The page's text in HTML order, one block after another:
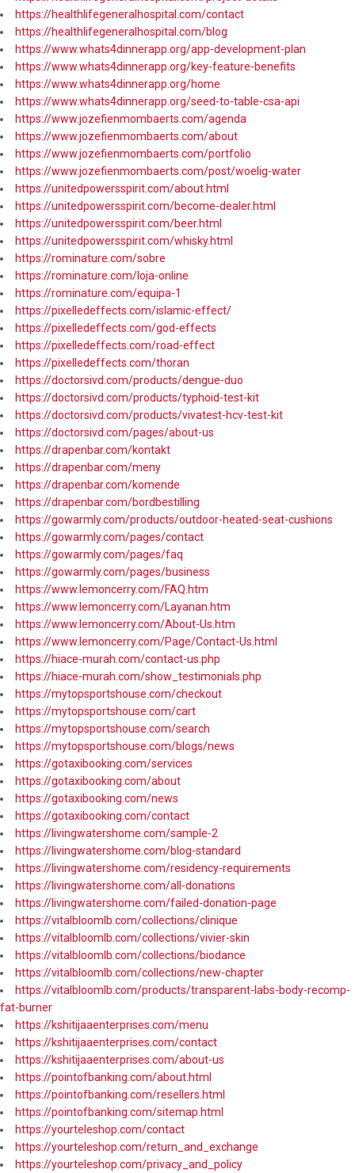
https://healthlifegeneralhospital.com/contact
https://healthlifegeneralhospital.com/blog
https://www.whats4dinnerapp.org/app-development-plan
https://www.whats4dinnerapp.org/key-feature-benefits
https://www.whats4dinnerapp.org/home
https://www.whats4dinnerapp.org/seed-to-table-csa-api
https://www.jozefienmombaerts.com/agenda
https://www.jozefienmombaerts.com/about
https://www.jozefienmombaerts.com/portfolio
https://www.jozefienmombaerts.com/post/woelig-water
https://unitedpowersspirit.com/about.html
https://unitedpowersspirit.com/become-dealer.html
https://unitedpowersspirit.com/beer.html
https://unitedpowersspirit.com/whisky.html
https://rominature.com/sobre
https://rominature.com/loja-online
https://rominature.com/equipa-1
https://pixelledeffects.com/islamic-effect/
https://pixelledeffects.com/god-effects
https://pixelledeffects.com/road-effect
https://pixelledeffects.com/thoran
https://doctorsivd.com/products/dengue-duo
https://doctorsivd.com/products/typhoid-test-kit
https://doctorsivd.com/products/vivatest-hcv-test-kit
https://doctorsivd.com/pages/about-us
https://drapenbar.com/kontakt
https://drapenbar.com/meny
https://drapenbar.com/komende
https://drapenbar.com/bordbestilling
https://gowarmly.com/products/outdoor-heated-seat-cushions
https://gowarmly.com/pages/contact
https://gowarmly.com/pages/faq
https://gowarmly.com/pages/business
https://www.lemoncerry.com/FAQ.htm
https://www.lemoncerry.com/Layanan.htm
https://www.lemoncerry.com/About-Us.htm
https://www.lemoncerry.com/Page/Contact-Us.html
https://hiace-murah.com/contact-us.php
https://hiace-murah.com/show_testimonials.php
https://mytopsportshouse.com/checkout
https://mytopsportshouse.com/cart
https://mytopsportshouse.com/search
https://mytopsportshouse.com/blogs/news
https://gotaxibooking.com/services
https://gotaxibooking.com/about
https://gotaxibooking.com/news
https://gotaxibooking.com/contact
https://livingwatershome.com/sample-2
https://livingwatershome.com/blog-standard
https://livingwatershome.com/residency-requirements
https://livingwatershome.com/all-donations
https://livingwatershome.com/failed-donation-page
https://vitalbloomlb.com/collections/clinique
https://vitalbloomlb.com/collections/vivier-skin
https://vitalbloomlb.com/collections/biodance
https://vitalbloomlb.com/collections/new-chapter
https://vitalbloomlb.com/products/transparent-labs-body-recomp-
fat-burner
https://kshitijaaenterprises.com/menu
https://kshitijaaenterprises.com/contact
https://kshitijaaenterprises.com/about-us
https://pointofbanking.com/about.html
https://pointofbanking.com/resellers.html
https://pointofbanking.com/sitemap.html
https://yourteleshop.com/contact
https://yourteleshop.com/return_and_exchange
https://yourteleshop.com/privacy_and_policy